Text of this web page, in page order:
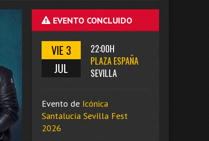
EVENTO CONCLUIDO
VIE 3
JUL
22:00H
PLAZA ESPAÑA
SEVILLA
Evento de Icónica
Santalucía Sevilla Fest
2026